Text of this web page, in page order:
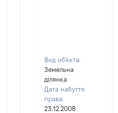
Вид об'єкта:
Земельна
ділянка
Дата набуття
права:
23.12.2008